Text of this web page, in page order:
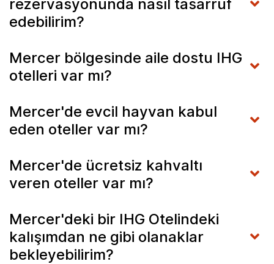
rezervasyonunda nasıl tasarruf
edebilirim?
Mercer bölgesinde aile dostu IHG
otelleri var mı?
Mercer'de evcil hayvan kabul
eden oteller var mı?
Mercer'de ücretsiz kahvaltı
veren oteller var mı?
Mercer'deki bir IHG Otelindeki
kalışımdan ne gibi olanaklar
bekleyebilirim?